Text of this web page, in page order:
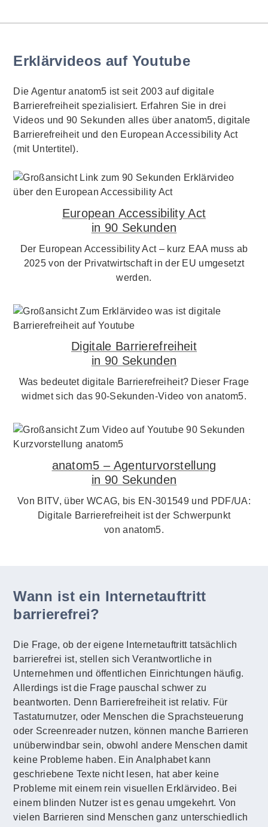
Erklärvideos auf Youtube
Die Agentur anatom5 ist seit 2003 auf digitale
Barrierefreiheit spezialisiert. Erfahren Sie in drei
Videos und 90 Sekunden alles über anatom5, digitale
Barrierefreiheit und den European Accessibility Act
(mit Untertitel).
European Accessibility Act
in 90 Sekunden
Der European Accessibility Act – kurz EAA muss ab
2025 von der Privatwirtschaft in der EU umgesetzt
werden.
Digitale Barrierefreiheit
in 90 Sekunden
Was bedeutet digitale Barrierefreiheit? Dieser Frage
widmet sich das 90-Sekunden-Video von anatom5.
anatom5 – Agenturvorstellung
in 90 Sekunden
Von BITV, über WCAG, bis EN-301549 und PDF/UA:
Digitale Barrierefreiheit ist der Schwerpunkt
von anatom5.
Wann ist ein Internetauftritt
barrierefrei?
Die Frage, ob der eigene Internetauftritt tatsächlich
barrierefrei ist, stellen sich Verantwortliche in
Unternehmen und öffentlichen Einrichtungen häufig.
Allerdings ist die Frage pauschal schwer zu
beantworten. Denn Barrierefreiheit ist relativ. Für
Tastaturnutzer, oder Menschen die Sprachsteuerung
oder Screenreader nutzen, können manche Barrieren
unüberwindbar sein, obwohl andere Menschen damit
keine Probleme haben. Ein Analphabet kann
geschriebene Texte nicht lesen, hat aber keine
Probleme mit einem rein visuellen Erklärvideo. Bei
einem blinden Nutzer ist es genau umgekehrt. Von
vielen Barrieren sind Menschen ganz unterschiedlich